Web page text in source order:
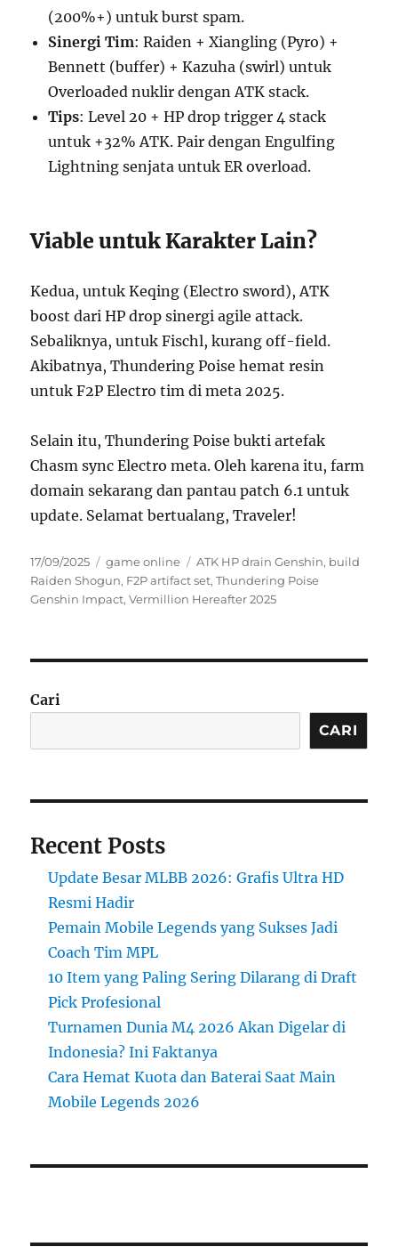
(200%+) untuk burst spam.
Sinergi Tim: Raiden + Xiangling (Pyro) +
Bennett (buffer) + Kazuha (swirl) untuk
Overloaded nuklir dengan ATK stack.
Tips: Level 20 + HP drop trigger 4 stack
untuk +32% ATK. Pair dengan Engulfing
Lightning senjata untuk ER overload.
Viable untuk Karakter Lain?
Kedua, untuk Keqing (Electro sword), ATK
boost dari HP drop sinergi agile attack.
Sebaliknya, untuk Fischl, kurang off-field.
Akibatnya, Thundering Poise hemat resin
untuk F2P Electro tim di meta 2025.
Selain itu, Thundering Poise bukti artefak
Chasm sync Electro meta. Oleh karena itu, farm
domain sekarang dan pantau patch 6.1 untuk
update. Selamat bertualang, Traveler!
Posted
on
17/09/2025 Categories
game online Tags
ATK HP drain Genshin, build
Raiden Shogun, F2P artifact set,Thundering Poise
Genshin Impact,Vermillion Hereafter 2025
Cari
CARI
Recent Posts
Update Besar MLBB 2026: Grafis Ultra HD
Resmi Hadir
Pemain Mobile Legends yang Sukses Jadi
Coach Tim MPL
10 Item yang Paling Sering Dilarang di Draft
Pick Profesional
Turnamen Dunia M4 2026 Akan Digelar di
Indonesia? Ini Faktanya
Cara Hemat Kuota dan Baterai Saat Main
Mobile Legends 2026